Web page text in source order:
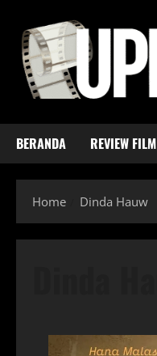
content
BERANDA REVIEW FILM
Home Dinda Hauw